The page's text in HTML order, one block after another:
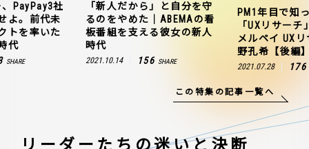
PayPay3社
よ。前代未
トを率いた
代
SHARE
「新人だから」と自分を守
るのをやめた｜ABEMAの看
板番組を支える彼女の新人
時代
2021.10.14 156 SHARE
PM1年目で知
「UXリサー
メルペイ UX
野孔希【後編
2021.07.28 176
この特集の記事一覧へ
リーダーたちの迷いと決断